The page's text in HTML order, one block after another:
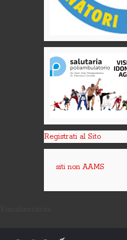
Registrati al Sito
siti non AAMS